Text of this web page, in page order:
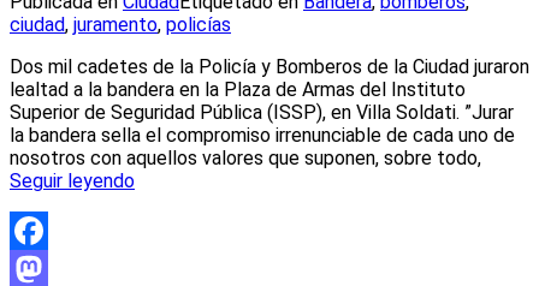
ciudad, juramento, policías
Dos mil cadetes de la Policía y Bomberos de la Ciudad juraron
lealtad a la bandera en la Plaza de Armas del Instituto
Superior de Seguridad Pública (ISSP), en Villa Soldati. ”Jurar
la bandera sella el compromiso irrenunciable de cada uno de
nosotros con aquellos valores que suponen, sobre todo,
Seguir leyendo
Facebook